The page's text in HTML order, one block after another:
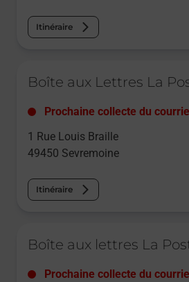
Itinéraire
Boîte aux Lettres La
Prochaine collecte du
1 Rue Louis Braille
49450 Sevremoine
Itinéraire
Boîte aux lettres La
Prochaine collecte du